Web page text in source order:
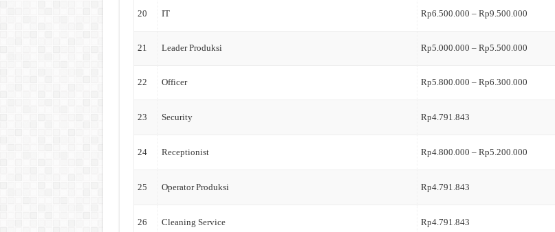
20 IT Rp6.500.000 – Rp9.500.000
21 Leader Produksi Rp5.000.000 – Rp5.500.000
22 Officer Rp5.800.000 – Rp6.300.000
23 Security Rp4.791.843
24 Receptionist Rp4.800.000 – Rp5.200.000
25 Operator Produksi Rp4.791.843
26 Cleaning Service Rp4.791.843